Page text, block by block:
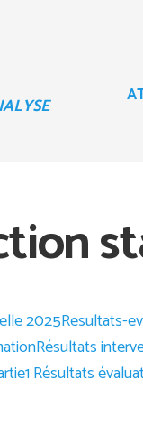
2025Resultats-
Résultats
Résultats